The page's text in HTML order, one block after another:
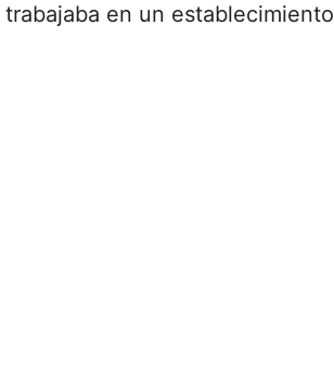
en un establecimiento